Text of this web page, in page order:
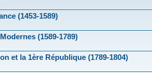
(1453-1589)
(1589-1789)
et la 1ère République (1789-1804)